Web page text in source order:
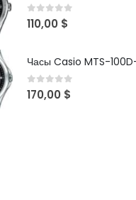
0out of 5
110,00 $
0out of 5
170,00 $